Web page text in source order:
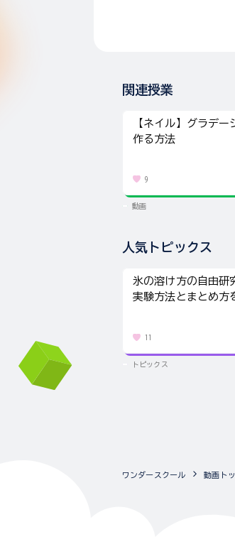
関連授業
【ネイル】グラデー
作る方法
9
動画
人気トピックス
氷の溶け方の自由研
実験方法とまとめ方
11
トピックス
ワンダースクール 動画ト